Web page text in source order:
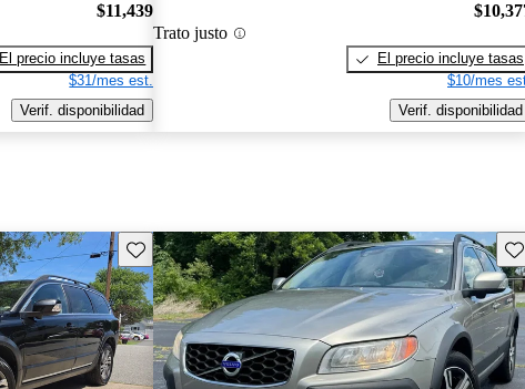
$11,439
El precio incluye tasas
$31/mes est.
Verif. disponibilidad
Trato justo
El precio incluye tasas
$10/mes
Verif. disponibilidad
Guarda este Aviso